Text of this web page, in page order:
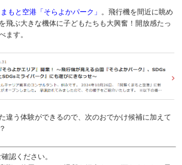
まもと空港「そらよかパーク」
。飛行機を間近に眺め
飛ぶ大きな機体に子どもたちも大興奮！開放感たっ
ます。
違う体験ができるので、次のおでかけ候補に加えて
認ください。